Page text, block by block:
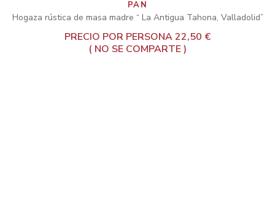
PAN
Hogaza rústica de masa madre “ La Antigua Tahona, Valladolid”
PRECIO POR PERSONA 22,50 €
( NO SE COMPARTE )